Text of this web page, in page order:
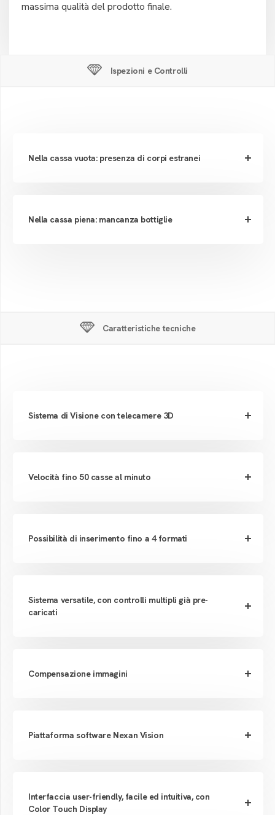
massima qualità del prodotto finale.
Ispezioni e Controlli
Nella cassa vuota: presenza di corpi estranei
Nella cassa piena: mancanza bottiglie
Caratteristiche tecniche
Sistema di Visione con telecamere 3D
Velocità fino 50 casse al minuto
Possibilità di inserimento fino a 4 formati
Sistema versatile, con controlli multipli già pre-
caricati
Compensazione immagini
Piattaforma software Nexan Vision
Interfaccia user-friendly, facile ed intuitiva, con
Color Touch Display